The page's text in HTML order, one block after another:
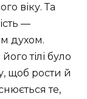
віку. Та
—
духом.
тілі було
щоб рости й
те,